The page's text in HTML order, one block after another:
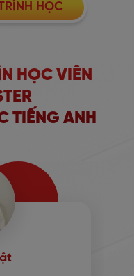
HỌC
HỌC VIÊN
TIẾNG ANH